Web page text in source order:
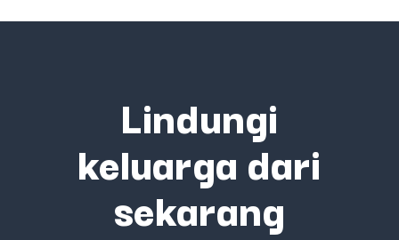
Lindungi
keluarga dari
sekarang